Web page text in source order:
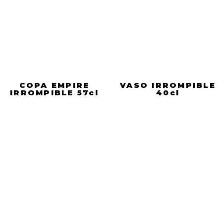
COPA EMPIRE
IRROMPIBLE 57cl
VASO IRROMPIBLE
40cl